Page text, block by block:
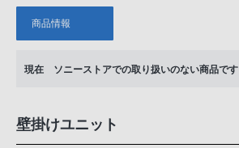
商品情報
現在 ソニーストアでの取り扱いのない商品です
壁掛けユニット